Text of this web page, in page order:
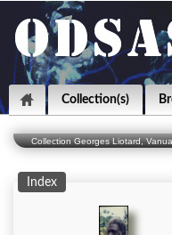
Collection(s)
Collection Georges Liotard,
Index